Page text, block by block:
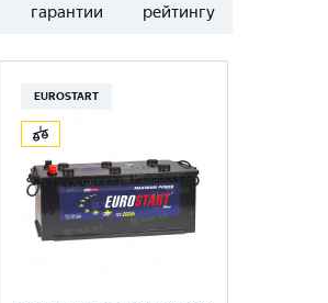
гарантии рейтингу
EUROSTART